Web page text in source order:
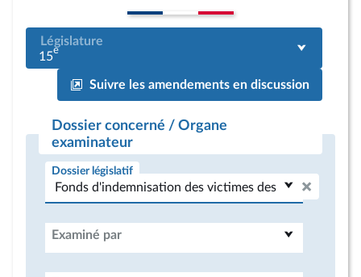
Législature
15e
Suivre les amendements en discussion
Dossier concerné / Organe
examinateur
Dossier législatif
Examiné par